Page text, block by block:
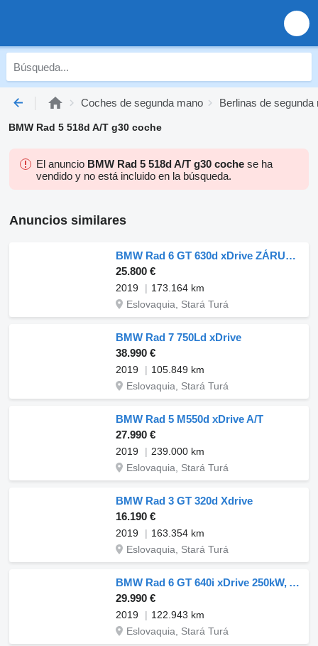
Coches de segunda mano Berlinas de segunda
BMW Rad 5 518d A/T g30 coche
El anuncio BMW Rad 5 518d A/T g30 coche se ha
vendido y no está incluido en la búsqueda.
Anuncios similares
BMW Rad 6 GT 630d xDrive ZÁRUKA / AJ NA
25.800 €
2019
173.164 km
Eslovaquia, Stará Turá
BMW Rad 7 750Ld xDrive
38.990 €
2019
105.849 km
Eslovaquia, Stará Turá
BMW Rad 5 M550d xDrive A/T
27.990 €
2019
239.000 km
Eslovaquia, Stará Turá
BMW Rad 3 GT 320d Xdrive
16.190 €
2019
163.354 km
Eslovaquia, Stará Turá
BMW Rad 6 GT 640i xDrive 250kW, AT/8 / AJ NA SPLÁTKY / PROTIÚČET /
29.990 €
2019
122.943 km
Eslovaquia, Stará Turá